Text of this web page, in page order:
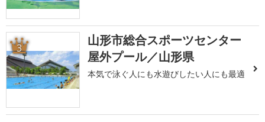
3
山形市総合スポーツセンター
屋外プール／山形県
本気で泳ぐ人にも水遊びしたい人にも最適